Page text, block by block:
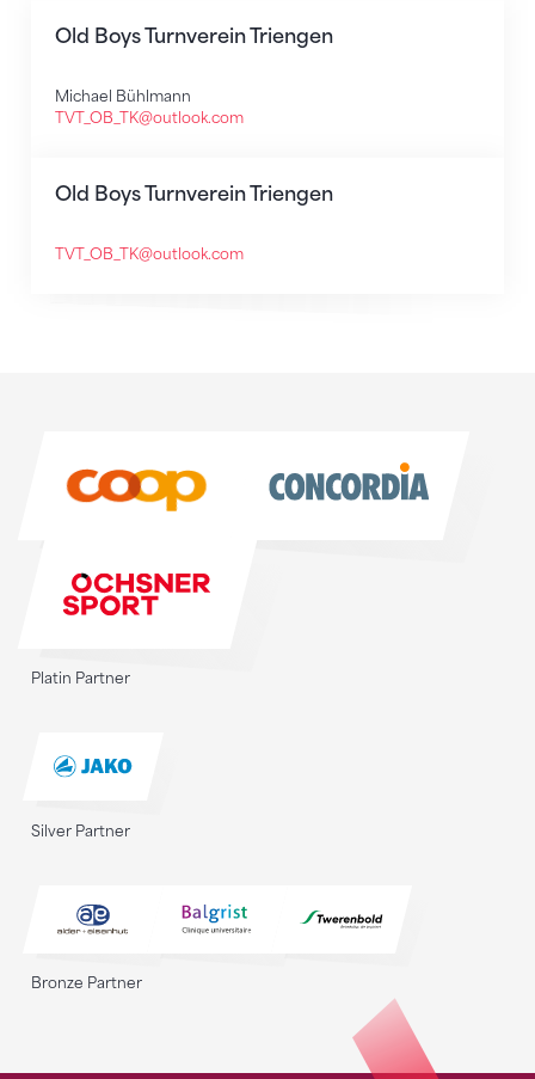
Old Boys Turnverein Triengen
Michael Bühlmann
TVT_OB_TK@outlook.com
Old Boys Turnverein Triengen
TVT_OB_TK@outlook.com
Platin Partner
Silver Partner
Bronze Partner